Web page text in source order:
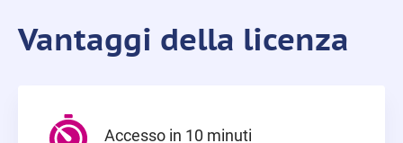
Vantaggi della licenza
Accesso in 10 minuti